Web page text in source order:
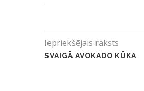
Iepriekšējais raksts
SVAIGĀ AVOKADO KŪKA